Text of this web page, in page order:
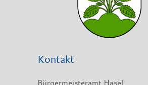
Kontakt
Bürgermeisteramt Hasel